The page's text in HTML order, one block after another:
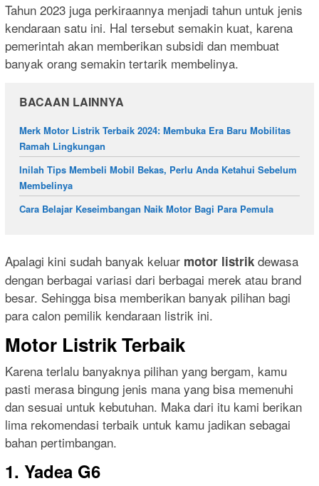
Tahun 2023 juga perkiraannya menjadi tahun untuk jenis
kendaraan satu ini. Hal tersebut semakin kuat, karena
pemerintah akan memberikan subsidi dan membuat
banyak orang semakin tertarik membelinya.
BACAAN LAINNYA
Merk Motor Listrik Terbaik 2024: Membuka Era Baru Mobilitas
Ramah Lingkungan
Inilah Tips Membeli Mobil Bekas, Perlu Anda Ketahui Sebelum
Membelinya
Cara Belajar Keseimbangan Naik Motor Bagi Para Pemula
Apalagi kini sudah banyak keluar motor listrik dewasa
dengan berbagai variasi dari berbagai merek atau brand
besar. Sehingga bisa memberikan banyak pilihan bagi
para calon pemilik kendaraan listrik ini.
Motor Listrik Terbaik
Karena terlalu banyaknya pilihan yang bergam, kamu
pasti merasa bingung jenis mana yang bisa memenuhi
dan sesuai untuk kebutuhan. Maka dari itu kami berikan
lima rekomendasi terbaik untuk kamu jadikan sebagai
bahan pertimbangan.
1. Yadea G6